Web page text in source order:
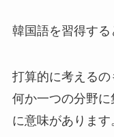
韓国語を習得する
打算的に考えるの
何か一つの分野
に意味があります